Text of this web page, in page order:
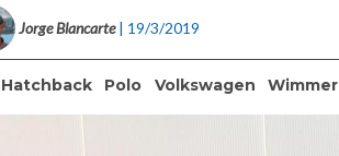
Jorge Blancarte | 19/3/2019
Hatchback Polo Volkswagen Wimmer